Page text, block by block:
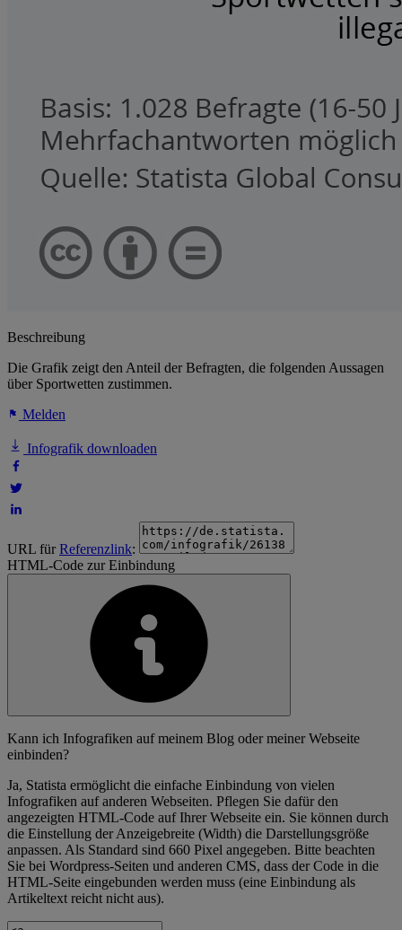
Beschreibung
Die Grafik zeigt den Anteil der Befragten, die folgenden Aussagen
über Sportwetten zustimmen.
Melden
Infografik downloaden
URL fürReferenzlink:
HTML-Code zur Einbindung
Kann ich Infografiken auf meinem Blog oder meiner Webseite
einbinden?
Ja, Statista ermöglicht die einfache Einbindung von vielen
Infografiken auf anderen Webseiten. Pflegen Sie dafür den
angezeigten HTML-Code auf Ihrer Webseite ein. Sie können durch
die Einstellung der Anzeigebreite (Width) die Darstellungsgröße
anpassen. Als Standard sind 660 Pixel angegeben. Bitte beachten
Sie bei Wordpress-Seiten und anderen CMS, dass der Code in die
HTML-Seite eingebunden werden muss (eine Einbindung als
Artikeltext reicht nicht aus).